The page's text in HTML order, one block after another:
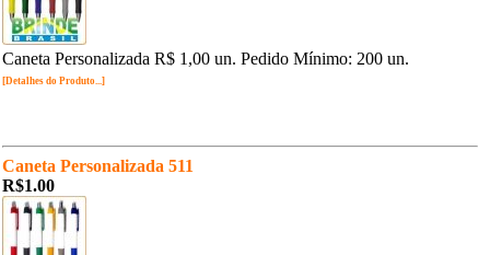
Caneta Personalizada R$ 1,00 un. Pedido Mínimo: 200 un.
[Detalhes do Produto...]
Caneta Personalizada 511
R$1.00